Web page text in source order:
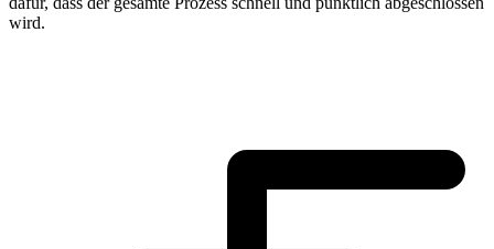
wird.